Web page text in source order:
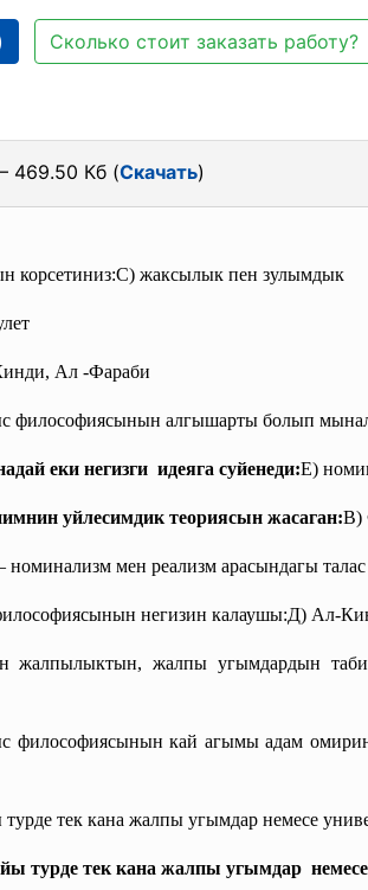
Сколько стоит заказать работу?
469.50 Кб (Скачать)
корсетиниз:С) жаксылык пен зулымдык
Ал -Фараби
философиясынын алгышарты болып
еки негизги идеяга суйенеди:E)
уйлесимдик теориясын жасаган:B)
номинализм мен реализм арасындагы
негизин калаушы:Д) Ал-
жалпылыктын, жалпы угымдардын
философиясынын кай агымы адам
тек кана жалпы угымдар немесе
турде тек кана жалпы угымдар немесе